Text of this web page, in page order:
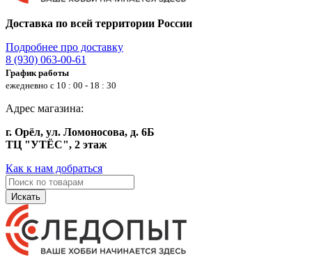
Доставка по всей территории России
Подробнее про доставку
8 (930) 063-00-61
График работы
ежедневно с 10 : 00 - 18 : 30
Адрес магазина:
г. Орёл, ул. Ломоносова, д. 6Б
ТЦ "УТЁС", 2 этаж
Как к нам добраться
Искать